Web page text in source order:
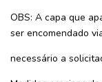
OBS: A capa que
ser encomendado
necessário a